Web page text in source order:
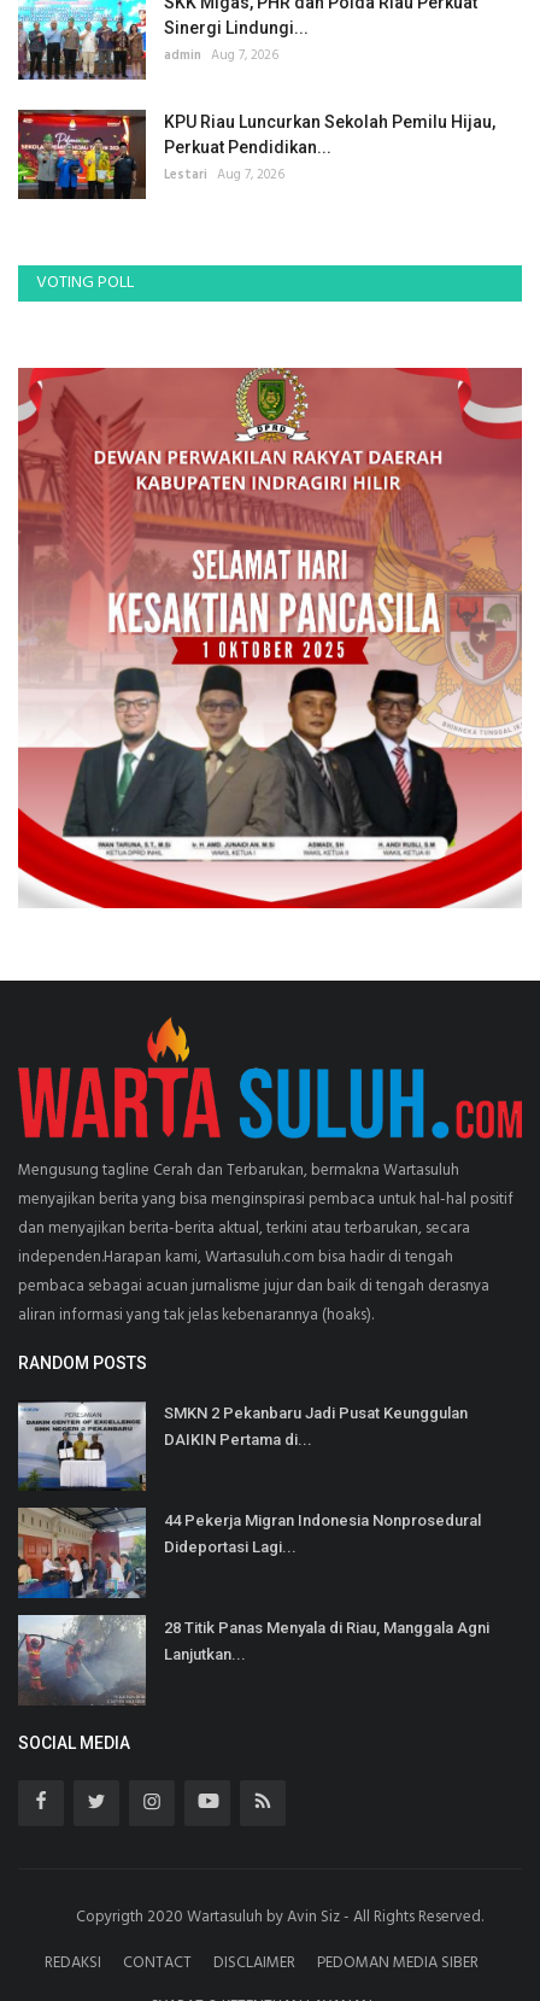
Sinergi Lindungi...
admin Aug 7, 2026
KPU Riau Luncurkan Sekolah Pemilu Hijau,
Perkuat Pendidikan...
Lestari Aug 7, 2026
VOTING POLL
Mengusung tagline Cerah dan Terbarukan, bermakna Wartasuluh
menyajikan berita yang bisa menginspirasi pembaca untuk hal-hal positif
dan menyajikan berita-berita aktual, terkini atau terbarukan, secara
independen.Harapan kami, Wartasuluh.com bisa hadir di tengah
pembaca sebagai acuan jurnalisme jujur dan baik di tengah derasnya
aliran informasi yang tak jelas kebenarannya (hoaks).
RANDOM POSTS
SMKN 2 Pekanbaru Jadi Pusat Keunggulan
DAIKIN Pertama di...
44 Pekerja Migran Indonesia Nonprosedural
Dideportasi Lagi...
28 Titik Panas Menyala di Riau, Manggala Agni
Lanjutkan...
SOCIAL MEDIA
Copyrigth 2020 Wartasuluh by Avin Siz - All Rights Reserved.
REDAKSI
CONTACT DISCLAIMER
PEDOMAN MEDIA SIBER